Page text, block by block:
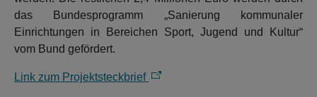
das Bundesprogramm „Sanierung kommunaler
Einrichtungen in Bereichen Sport, Jugend und Kultur“
vom Bund gefördert.
Link zum Projektsteckbrief